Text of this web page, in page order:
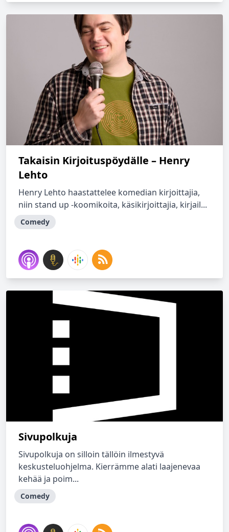
Takaisin Kirjoituspöydälle – Henry
Lehto
Henry Lehto haastattelee komedian kirjoittajia,
niin stand up -koomikoita, käsikirjoittajia, kirjail...
Comedy
Sivupolkuja
Sivupolkuja on silloin tällöin ilmestyvä
keskusteluohjelma. Kierrämme alati laajenevaa
kehää ja poim...
Comedy